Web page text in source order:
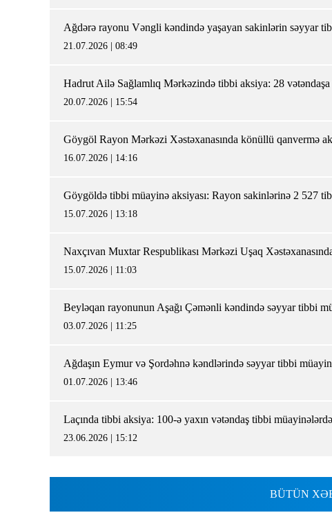
Ağdərə rayonu Vəngli kəndində yaşayan sakinlərin səyyar
21.07.2026 | 08:49
Hadrut Ailə Sağlamlıq Mərkəzində tibbi aksiya: 28
20.07.2026 | 15:54
Göygöl Rayon Mərkəzi Xəstəxanasında könüllü qanvermə
16.07.2026 | 14:16
Göygöldə tibbi müayinə aksiyası: Rayon sakinlərinə 2 527
15.07.2026 | 13:18
Naxçıvan Muxtar Respublikası Mərkəzi Uşaq
15.07.2026 | 11:03
Beyləqan rayonunun Aşağı Çəmənli kəndində səyyar tibbi
03.07.2026 | 11:25
Ağdaşın Eymur və Şordəhnə kəndlərində səyyar tibbi
01.07.2026 | 13:46
Laçında tibbi aksiya: 100-ə yaxın vətəndaş tibbi
23.06.2026 | 15:12
BÜTÜN